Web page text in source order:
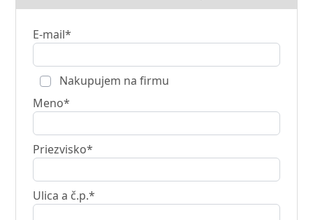
E-mail*
Nakupujem na firmu
Meno*
Priezvisko*
Ulica a č.p.*